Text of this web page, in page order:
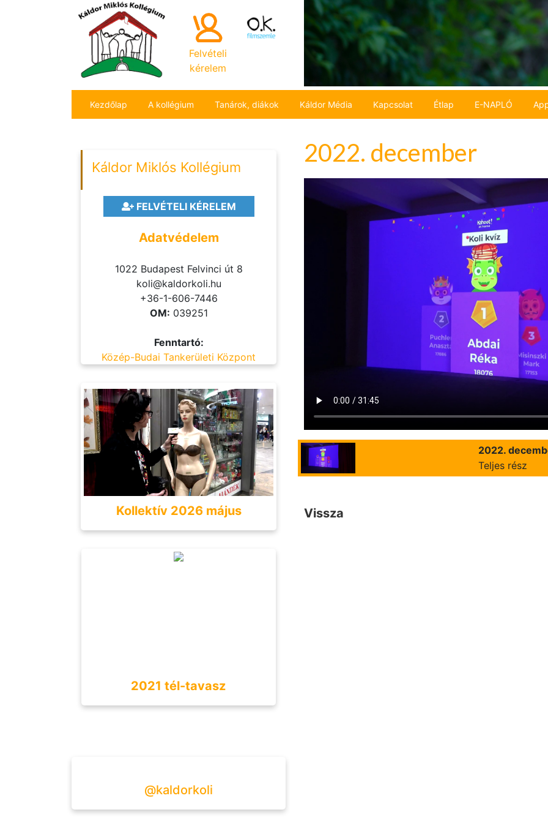
Felvételi
kérelem
Kezdőlap A kollégium Tanárok, diákok Káldor Média Kapcsolat Étlap E-NAPLÓ
Káldor Miklós Kollégium
FELVÉTELI KÉRELEM
Adatvédelem
1022 Budapest Felvinci út 8
koli@kaldorkoli.hu
+36-1-606-7446
OM: 039251
Fenntartó:
Közép-Budai Tankerületi Központ
Kollektív 2026 május
2021 tél-tavasz
@kaldorkoli
2022. december
2022.
Teljes rész
Vissza